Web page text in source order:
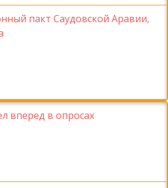
пакт Саудовской Аравии,
вперед в опросах